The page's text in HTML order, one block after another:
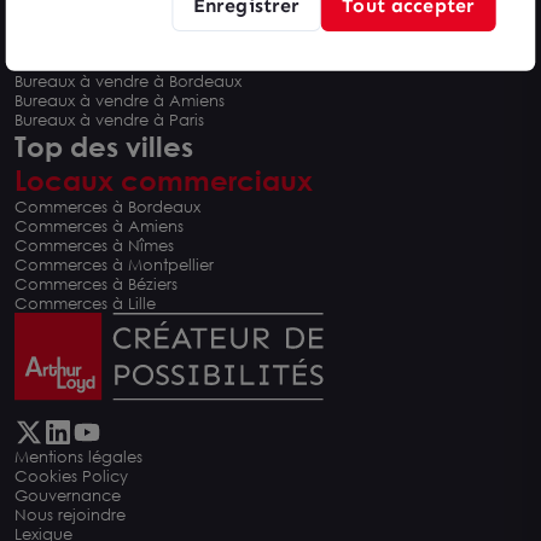
Bureaux à vendre à Montpellier
Bureaux à vendre à Bordeaux
Bureaux à vendre à Amiens
Bureaux à vendre à Paris
Top des villes
Locaux commerciaux
Commerces à Bordeaux
Commerces à Amiens
Commerces à Nîmes
Commerces à Montpellier
Commerces à Béziers
Commerces à Lille
Mentions légales
Cookies Policy
Gouvernance
Nous rejoindre
Lexique
Enregistrer Tout accepter